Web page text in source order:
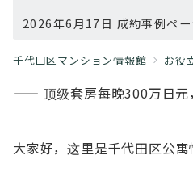
2026年6月17日 成約事例ペー
千代田区マンション情報館 お役
—— 顶级套房每晚300万日元
大家好，这里是千代田区公寓